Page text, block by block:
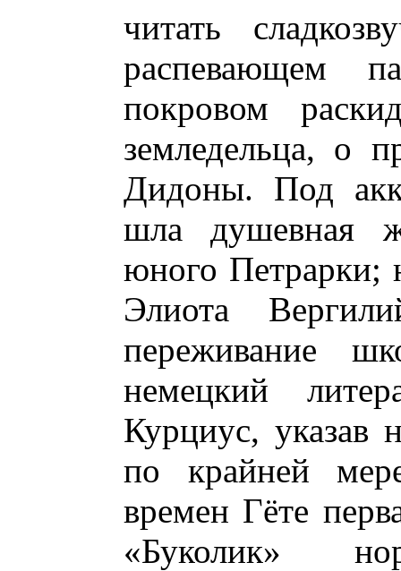
читать
распевающем
покровом
земледельца, о
Дидоны. Под
шла душевная
юного Петрарки;
Элиота
переживание
немецкий
Курциус, указав
по крайней
времен Гёте
«Буколик»